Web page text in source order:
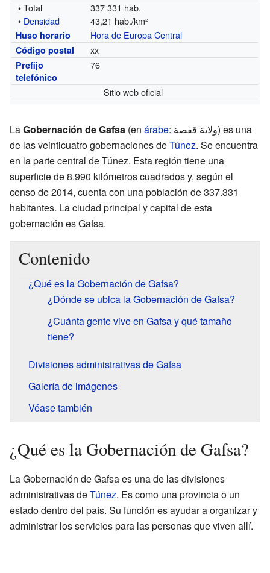
• Total
337 331 hab.
• Densidad 43,21 hab./km²
Huso horario Hora de Europa Central
Código postal xx
Prefijo
telefónico
76
Sitio web oficial
LaGobernación de Gafsa (en árabe: ولاية قفصة) es una
de las veinticuatro gobernaciones deTúnez. Se encuentra
en la parte central de Túnez. Esta región tiene una
superficie de 8.990 kilómetros cuadrados y, según el
censo de 2014, cuenta con una población de 337.331
habitantes. La ciudad principal y capital de esta
gobernación es Gafsa.
Contenido
¿Qué es la Gobernación de Gafsa?
¿Dónde se ubica la Gobernación de Gafsa?
¿Cuánta gente vive en Gafsa y qué tamaño
tiene?
Divisiones administrativas de Gafsa
Galería de imágenes
Véase también
¿Qué es la Gobernación de Gafsa?
La Gobernación de Gafsa es una de las divisiones
administrativas deTúnez. Es como una provincia o un
estado dentro del país. Su función es ayudar a organizar y
administrar los servicios para las personas que viven allí.